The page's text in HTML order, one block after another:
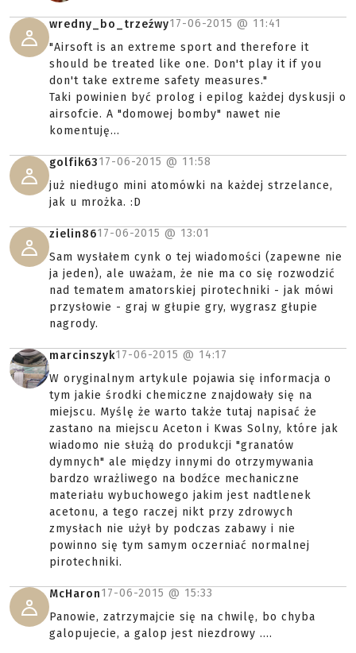
wredny_bo_trzeźwy17-06-2015 @ 11:41
"Airsoft is an extreme sport and therefore it
should be treated like one. Don't play it if you
don't take extreme safety measures."
Taki powinien być prolog i epilog każdej dyskusji o
airsofcie. A "domowej bomby" nawet nie
komentuję...
golfik6317-06-2015 @ 11:58
już niedługo mini atomówki na każdej strzelance,
jak u mrożka. :D
zielin8617-06-2015 @ 13:01
Sam wysłałem cynk o tej wiadomości (zapewne nie
ja jeden), ale uważam, że nie ma co się rozwodzić
nad tematem amatorskiej pirotechniki - jak mówi
przysłowie - graj w głupie gry, wygrasz głupie
nagrody.
marcinszyk17-06-2015 @ 14:17
W oryginalnym artykule pojawia się informacja o
tym jakie środki chemiczne znajdowały się na
miejscu. Myślę że warto także tutaj napisać że
zastano na miejscu Aceton i Kwas Solny, które jak
wiadomo nie służą do produkcji "granatów
dymnych" ale między innymi do otrzymywania
bardzo wrażliwego na bodźce mechaniczne
materiału wybuchowego jakim jest nadtlenek
acetonu, a tego raczej nikt przy zdrowych
zmysłach nie użył by podczas zabawy i nie
powinno się tym samym oczerniać normalnej
pirotechniki.
McHaron17-06-2015 @ 15:33
Panowie, zatrzymajcie się na chwilę, bo chyba
galopujecie, a galop jest niezdrowy ....